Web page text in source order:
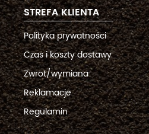
STREFA KLIENTA
Polityka prywatności
Czas i koszty dostawy
Zwrot/wymiana
Reklamacje
Regulamin